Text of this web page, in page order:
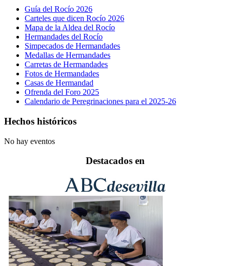
Guía del Rocío 2026
Carteles que dicen Rocío 2026
Mapa de la Aldea del Rocío
Hermandades del Rocío
Simpecados de Hermandades
Medallas de Hermandades
Carretas de Hermandades
Fotos de Hermandades
Casas de Hermandad
Ofrenda del Foro 2025
Calendario de Peregrinaciones para el 2025-26
Hechos históricos
No hay eventos
Destacados en